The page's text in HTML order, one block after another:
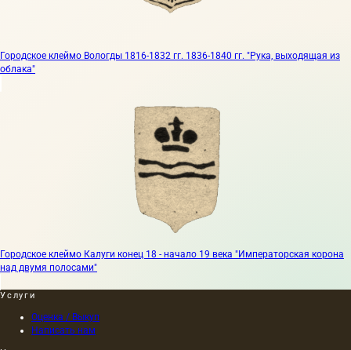
Городское клеймо Вологды 1816-1832 гг. 1836-1840 гг. "Рука, выходящая из
облака"
Городское клеймо Калуги конец 18 - начало 19 века "Императорская корона
над двумя полосами"
Услуги
Оценка / Выкуп
Написать нам